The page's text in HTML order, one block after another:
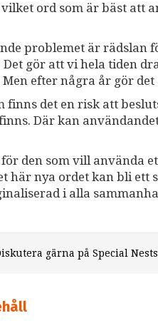
ord som är bäst att
problemet är rädslan
gör att vi hela tiden
efter några år gör det
finns det en risk att
Där kan
för den som vill använda
här nya ordet kan bli
i alla
gärna på Special